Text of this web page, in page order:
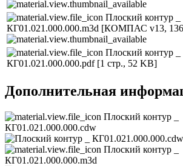
Плоский контур _
КГ01.021.000.000.m3d [КОМПАС v13,
Плоский контур _
КГ01.021.000.000.pdf [1 стр., 52 KB]
Дополнительная
Плоский контур _
КГ01.021.000.000.cdw
Плоский контур _
КГ01.021.000.000.m3d